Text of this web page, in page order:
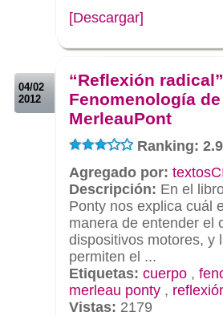
[Descargar]
04/02
2012
“Reflexión
Fenomenología
MerleauPont
Ranking: 2.9
Agregado por:
Descripción: En el
Ponty nos explica cuál
manera de entender el
dispositivos motores, y
permiten el ...
Etiquetas: cuerpo ,
merleau ponty ,
Vistas: 2179